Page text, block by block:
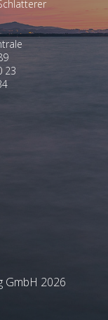
23
GmbH 2026